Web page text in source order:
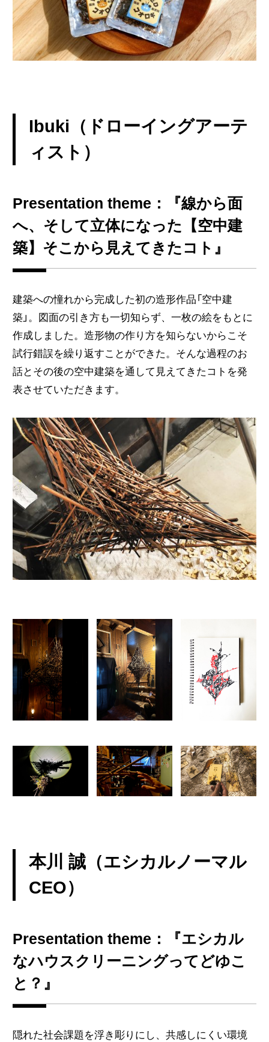
Ibuki（ドローイングアーテ
ィスト）
Presentation theme：『線から面
へ、そして立体になった【空中建
築】そこから見えてきたコト』
建築への憧れから完成した初の造形作品「空中建
築」。図面の引き方も一切知らず、一枚の絵をもとに
作成しました。造形物の作り方を知らないからこそ
試行錯誤を繰り返すことができた。そんな過程のお
話とその後の空中建築を通して見えてきたコトを発
表させていただきます。
本川 誠（エシカルノーマル
CEO）
Presentation theme：『エシカル
なハウスクリーニングってどゆこ
と？』
隠れた社会課題を浮き彫りにし、共感しにくい環境